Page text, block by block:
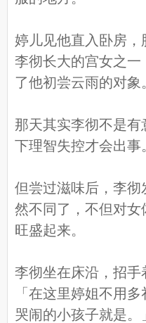
婷儿见他直入卧房
李彻长大的宫女之
了他初尝云雨的对象
那天其实李彻不是
下理智失控才会出事
但尝过滋味后，李
然不同了，不但对女
旺盛起来。
李彻坐在床沿，招手
「在这里婷姐不用
哭闹的小孩子就是。